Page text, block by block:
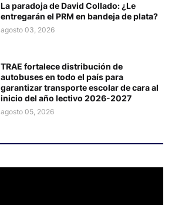
La paradoja de David Collado: ¿Le
entregarán el PRM en bandeja de plata?
agosto 03, 2026
TRAE fortalece distribución de
autobuses en todo el país para
garantizar transporte escolar de cara al
inicio del año lectivo 2026-2027
agosto 05, 2026